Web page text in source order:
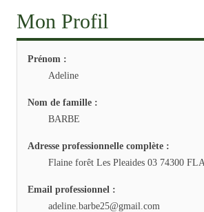
Mon Profil
Prénom :
Adeline
Nom de famille :
BARBE
Adresse professionnelle complète :
Flaine forêt Les Pleaides 03 74300
Email professionnel :
adeline.barbe25@gmail.com